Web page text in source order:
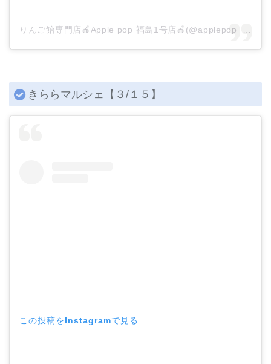
きららマルシェ【３/１５】
この投稿をInstagramで見る